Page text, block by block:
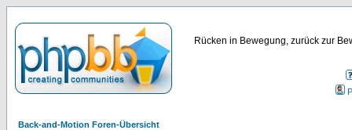
Rücken in Bewegung, zurück zur
Back-and-Motion Foren-Übersicht